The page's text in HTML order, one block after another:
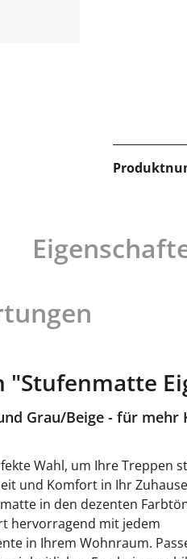
Grau/Beige - für mehr
Wahl, um Ihre Treppen
und Komfort in Ihr
in den dezenten
hervorragend mit jedem
in Ihrem Wohnraum.